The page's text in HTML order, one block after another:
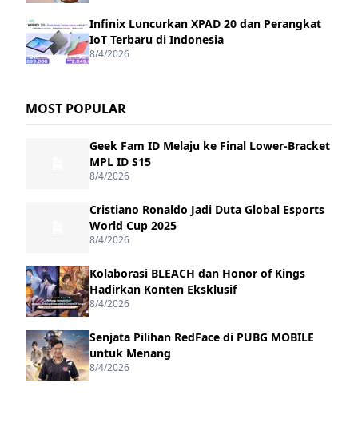
Infinix Luncurkan XPAD 20 dan Perangkat
IoT Terbaru di Indonesia
8/4/2026
MOST POPULAR
Geek Fam ID Melaju ke Final Lower-Bracket
MPL ID S15
8/4/2026
Cristiano Ronaldo Jadi Duta Global Esports
World Cup 2025
8/4/2026
Kolaborasi BLEACH dan Honor of Kings
Hadirkan Konten Eksklusif
8/4/2026
Senjata Pilihan RedFace di PUBG MOBILE
untuk Menang
8/4/2026